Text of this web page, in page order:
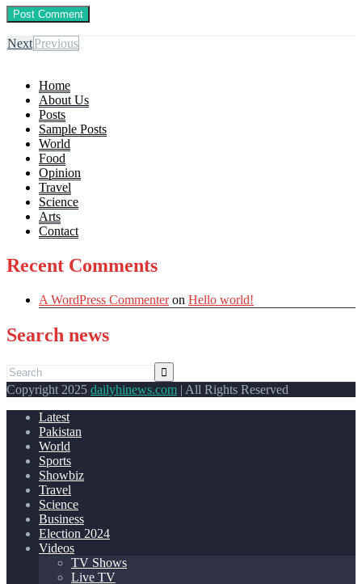
NextPrevious
Home
About Us
Posts
Sample Posts
World
Food
Opinion
Travel
Science
Arts
Contact
Recent Comments
A WordPress Commenteron Hello world!
Search news
Copyright 2025 dailyhinews.com | All Rights Reserved
Latest
Pakistan
World
Sports
Showbiz
Travel
Science
Business
Election 2024
Videos
TV Shows
Live TV